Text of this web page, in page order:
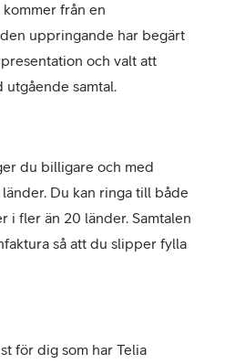
från en
uppringande har begärt
och valt att
utgående samtal.
du billigare och med
Du kan ringa till både
i fler än 20 länder. Samtalen
så att du slipper fylla
för dig som har Telia